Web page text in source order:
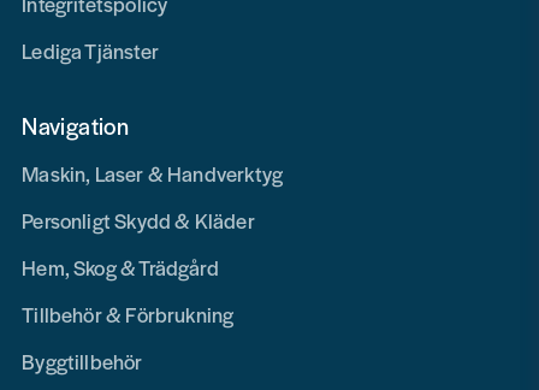
Lediga Tjänster
Navigation
Maskin, Laser & Handverktyg
Personligt Skydd & Kläder
Hem, Skog & Trädgård
Tillbehör & Förbrukning
Byggtillbehör